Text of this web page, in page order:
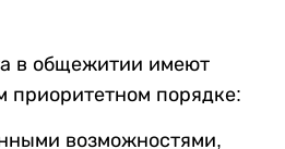
в общежитии имеют
приоритетном порядке:
возможностями,